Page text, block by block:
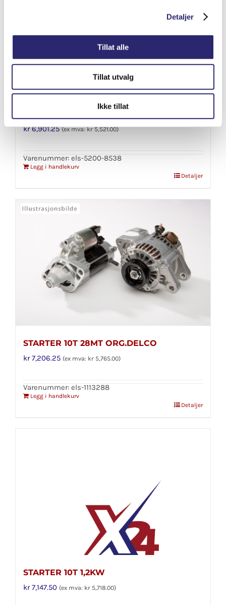
Detaljer
Tillat alle
Tillat utvalg
Ikke tillat
kr6,901.25 (ex mva: kr 5,521.00)
Varenummer: els-5200-8538
Legg i handlekurv
Detaljer
STARTER 10T 28MT ORG.DELCO
kr7,206.25 (ex mva: kr 5,765.00)
Varenummer: els-1113288
Legg i handlekurv
Detaljer
STARTER 10T 1,2KW
kr7,147.50 (ex mva: kr 5,718.00)